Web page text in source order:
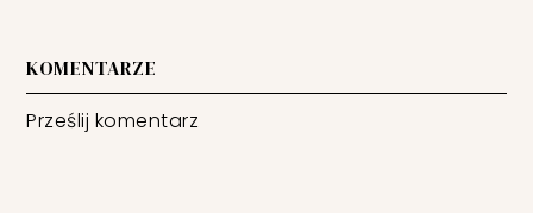
KOMENTARZE
Prześlij komentarz